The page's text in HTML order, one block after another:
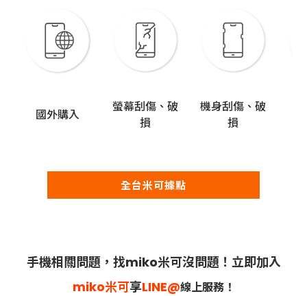
國外購入
螢幕刮傷、破
損
機身刮傷、破
損
全台米可據點
手機相關問題，找miko米可沒問題！立即加入
miko米可享LINE@線上服務！